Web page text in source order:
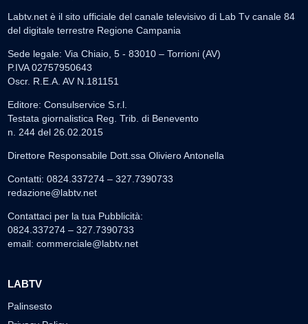
Labtv.net è il sito ufficiale del canale televisivo di Lab Tv canale 84
del digitale terrestre Regione Campania
Sede legale: Via Chiaio, 5 - 83010 – Torrioni (AV)
P.IVA 02757950643
Oscr. R.E.A. AV N.181151
Editore: Consulservice S.r.l.
Testata giornalistica Reg. Trib. di Benevento
n. 244 del 26.02.2015
Direttore Responsabile Dott.ssa Oliviero Antonella
Contatti: 0824.337274 – 327.7390733
redazione@labtv.net
Contattaci per la tua Pubblicità:
0824.337274 – 327.7390733
email: commerciale@labtv.net
LABTV
Palinsesto